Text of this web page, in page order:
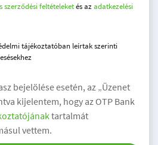
szerződési feltételeketés azadatkezelési
tájékoztatóban leírtak szerinti
bejelölése esetén, az „Üzenet
kijelentem, hogy az OTP Bank
tartalmát
vettem.